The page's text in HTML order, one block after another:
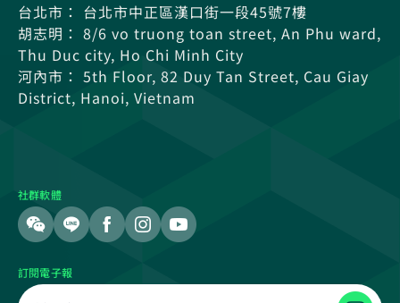
台北市： 台北市中正區漢口街一段45號7樓
胡志明： 8/6 vo truong toan street, An Phu ward,
Thu Duc city, Ho Chi Minh City
河內市： 5th Floor, 82 Duy Tan Street, Cau Giay
District, Hanoi, Vietnam
社群軟體
訂閱電子報